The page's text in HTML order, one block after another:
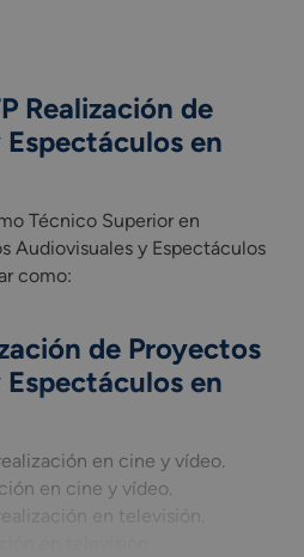
Realización de
en
Técnico Superior en
Técnico Superior en
Audiovisuales y Espectáculos
como:
de Proyectos
en
en cine y vídeo.
en cine y vídeo.
en televisión.